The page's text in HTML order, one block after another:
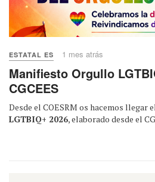
ESTATAL ES 1 mes atrás
Manifiesto Orgullo
CGCEES
Desde el COESRM os hacemos llegar
LGTBIQ+ 2026, elaborado desde el